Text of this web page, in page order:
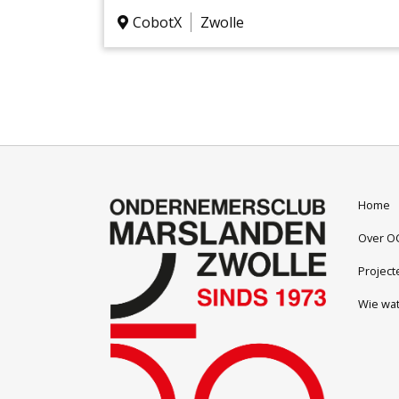
van hoe moderne robotica, in dit geval
oftewel samenwerkende robots,
toegepast in de praktijk.
CobotX Zwolle
Home
Over
Wie